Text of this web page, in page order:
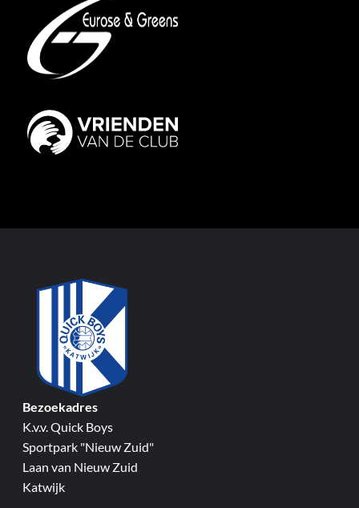
Bezoekadres
K.v.v. Quick Boys
Sportpark "Nieuw Zuid"
Laan van Nieuw Zuid
Katwijk